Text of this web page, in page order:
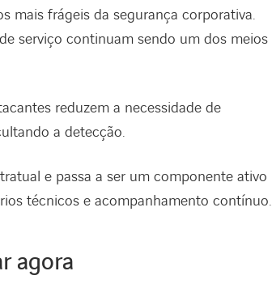
mais frágeis da segurança corporativa.
serviço continuam sendo um dos meios
reduzem a necessidade de
a detecção.
e passa a ser um componente ativo
técnicos e acompanhamento contínuo.
agora